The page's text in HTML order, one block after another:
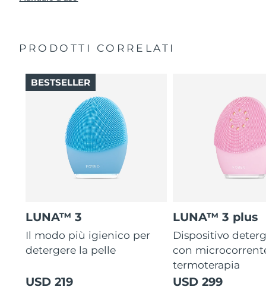
PRODOTTI CORRELATI
LUNA™ 3
Il modo più igienico per
detergere la pelle
USD 219
BESTSELLER
LUNA™ 3 plus
Dispositivo
con
termoterapia
USD 299